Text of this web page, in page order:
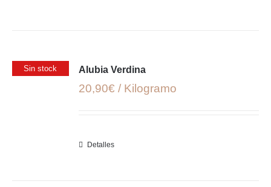
Sin stock Alubia Verdina
20,90€ / Kilogramo
Detalles